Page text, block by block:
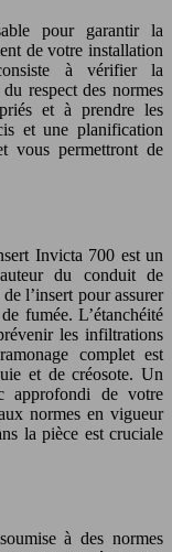
pour garantir la
de votre installation
à vérifier la
respect des normes
et à prendre les
et une planification
vous permettront de
Invicta 700 est un
du conduit de
l’insert pour assurer
fumée. L’étanchéité
les infiltrations
complet est
et de créosote. Un
approfondi de votre
normes en vigueur
la pièce est cruciale
à des normes